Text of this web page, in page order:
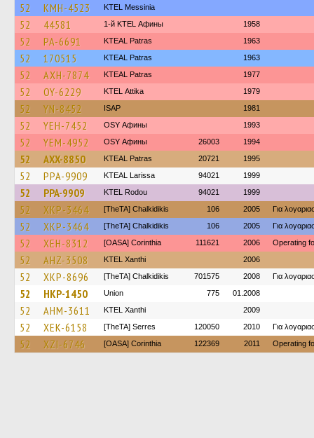
52 KMH-4523 KTEL Messinia
52 44581 1-й KTEL Афины 1958
52 PA-6691 KTEAL Patras 1963
52 170515 KTEAL Patras 1963
52 AXH-7874 KTEAL Patras 1977
52 OY-6229 KΤΕL Αttika 1979
52 YN-8452 ISAP 1981
52 YEH-7452 OSY Афины 1993
52 YEM-4952 OSY Афины 26003 1994
52 AXX-8850 KTEAL Patras 20721 1995
52 PPA-9909 KTEAL Larissa 94021 1999
52 PPA-9909 ΚΤΕL Rodou 94021 1999
52 XKP-3464 [TheTA] Chalkidikis 106 2005 Για
52 XKP-3464 [TheTA] Chalkidikis 106 2005 Για
52 XEH-8312 [OASA] Corinthia 111621 2006 Operating
52 AHZ-3508 KTEL Xanthi 2006
52 XKP-8696 [TheTA] Chalkidikis 701575 2008 Για
52 HKP-1450 Union 775 01.2008
52 AHM-3611 KTEL Xanthi 2009
52 XEK-6158 [TheTA] Serres 120050 2010 Για
52 XZI-6746 [OASA] Corinthia 122369 2011 Operating